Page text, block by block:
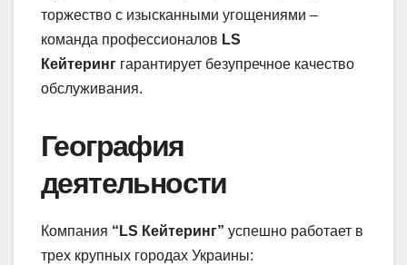
торжество с изысканными угощениями –
команда профессионалов LS
Кейтеринг гарантирует безупречное качество
обслуживания.
География
деятельности
Компания “LS Кейтеринг” успешно работает в
трех крупных городах Украины: